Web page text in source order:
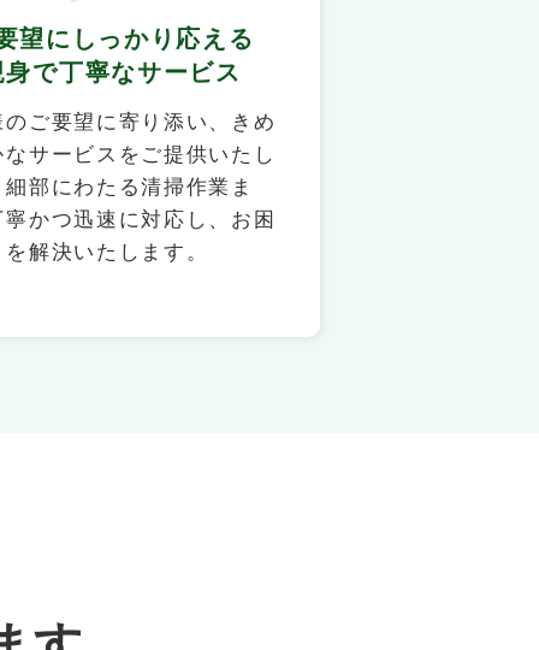
望にしっかり応える
身で丁寧なサービス
のご要望に寄り添い、きめ
なサービスをご提供いたし
部にわたる清掃作業ま
寧かつ迅速に対応し、お困
解決いたします。